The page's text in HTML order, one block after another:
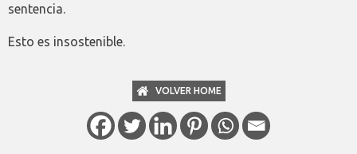
sentencia.
Esto es insostenible.
VOLVER HOME